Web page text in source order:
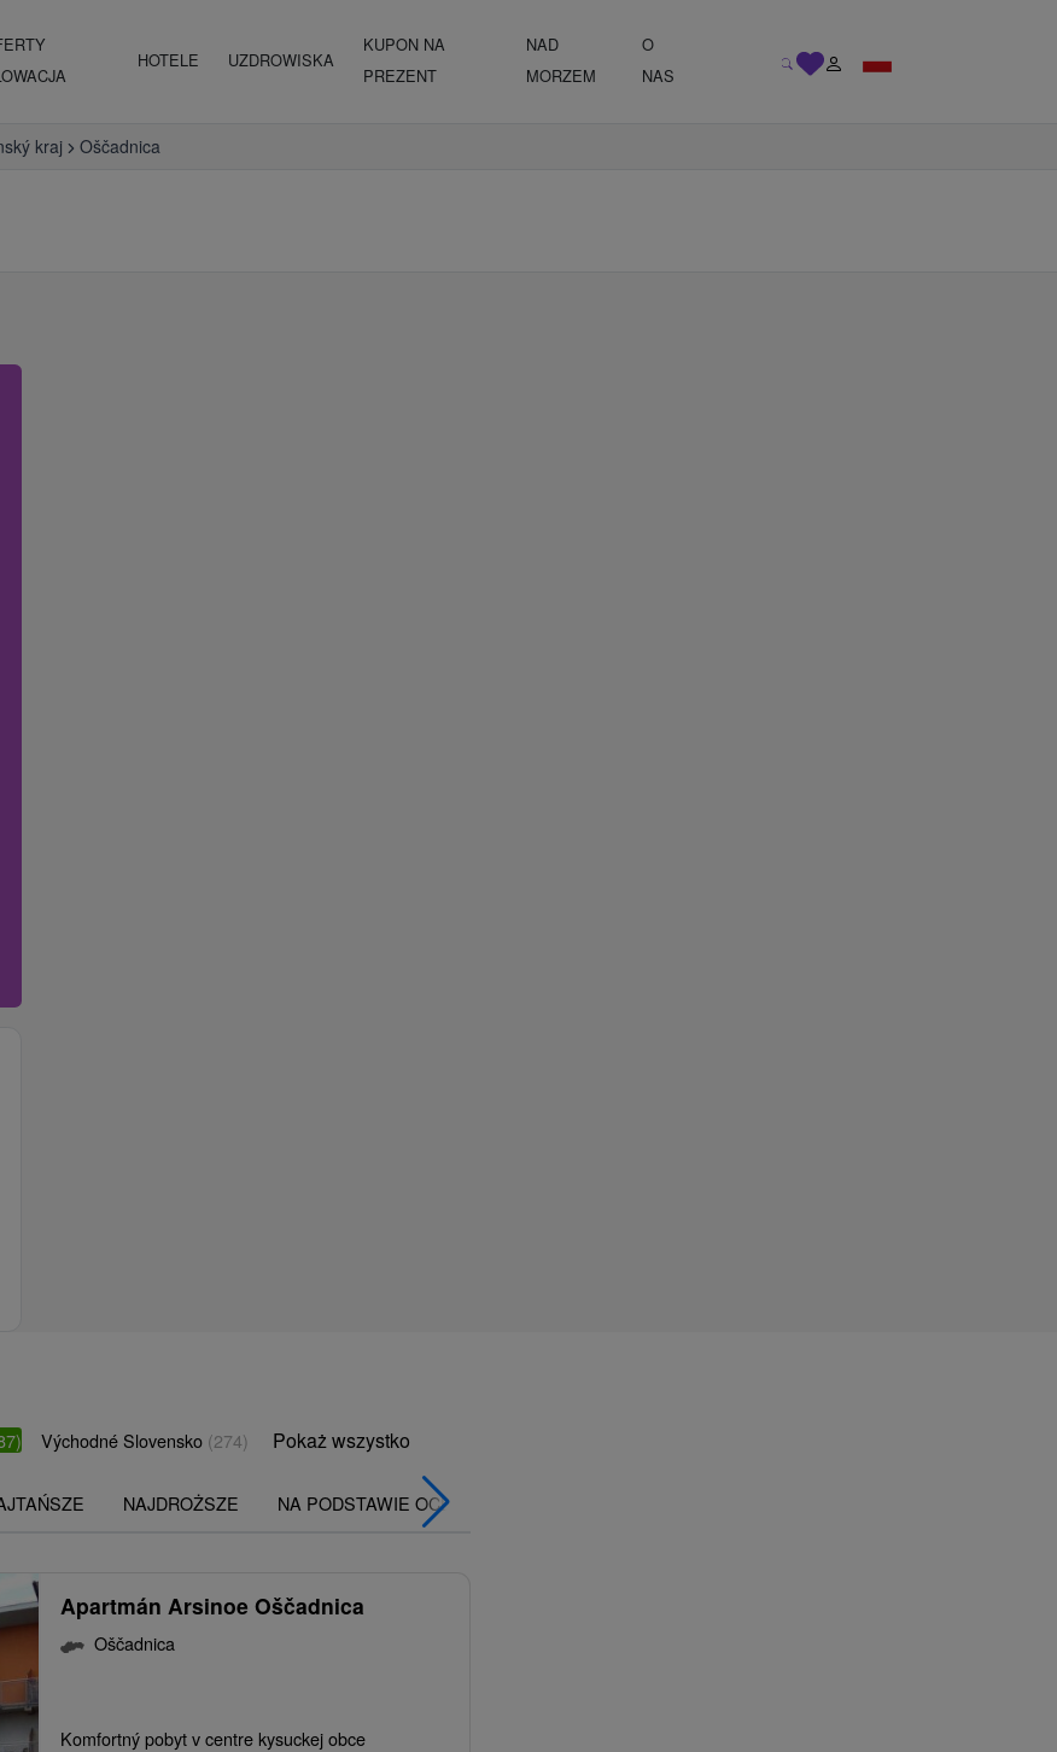
HOTELE UZDROWISKA
KUPON NA
PREZENT
NAD
MORZEM
O
NAS
kraj Oščadnica
hotelu.
Východné Slovensko (274) Pokaż wszystko
NAJDROŻSZE NA PODSTAWIE OCENY
Apartmán Arsinoe Oščadnica
Oščadnica
Komfortný pobyt v centre kysuckej obce